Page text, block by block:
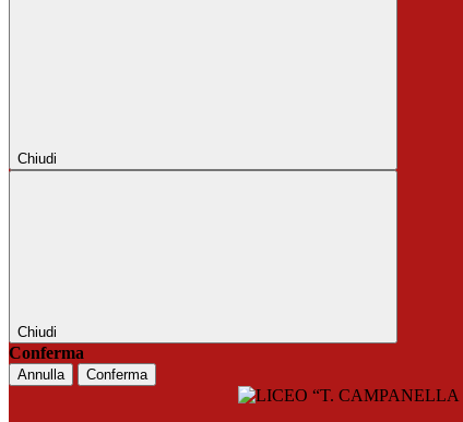
Chiudi
Chiudi
Conferma
Annulla Conferma